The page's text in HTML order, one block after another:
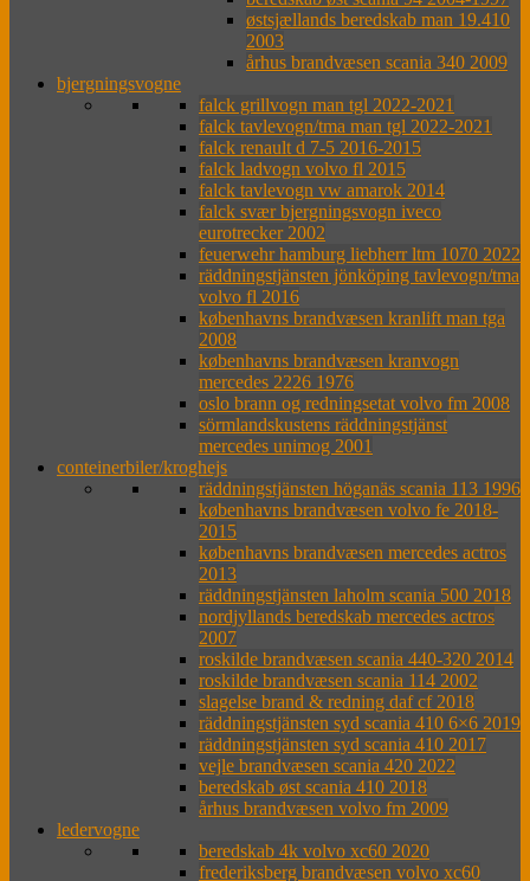
østsjællands beredskab man 19.410
2003
århus brandvæsen scania 340 2009
bjergningsvogne
falck grillvogn man tgl 2022-2021
falck tavlevogn/tma man tgl 2022-2021
falck renault d 7-5 2016-2015
falck ladvogn volvo fl 2015
falck tavlevogn vw amarok 2014
falck svær bjergningsvogn iveco
eurotrecker 2002
feuerwehr hamburg liebherr ltm 1070 2022
räddningstjänsten jönköping tavlevogn/tma
volvo fl 2016
københavns brandvæsen kranlift man tga
2008
københavns brandvæsen kranvogn
mercedes 2226 1976
oslo brann og redningsetat volvo fm 2008
sörmlandskustens räddningstjänst
mercedes unimog 2001
conteinerbiler/kroghejs
räddningstjänsten höganäs scania 113 1996
københavns brandvæsen volvo fe 2018-
2015
københavns brandvæsen mercedes actros
2013
räddningstjänsten laholm scania 500 2018
nordjyllands beredskab mercedes actros
2007
roskilde brandvæsen scania 440-320 2014
roskilde brandvæsen scania 114 2002
slagelse brand & redning daf cf 2018
räddningstjänsten syd scania 410 6×6 2019
räddningstjänsten syd scania 410 2017
vejle brandvæsen scania 420 2022
beredskab øst scania 410 2018
århus brandvæsen volvo fm 2009
ledervogne
beredskab 4k volvo xc60 2020
frederiksberg brandvæsen volvo xc60